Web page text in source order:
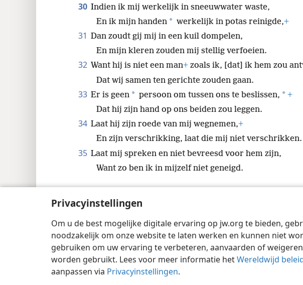
Privacyinstellingen
Om u de best mogelijke digitale ervaring op jw.org te bieden,
noodzakelijk om onze website te laten werken en kunnen niet
gebruiken om uw ervaring te verbeteren, aanvaarden of
worden gebruikt. Lees voor meer informatie hetWereldwijd
aanpassen via Privacyinstellingen.
30 Indien ik mij werkelijk in sneeuwwater waste,
En ik mijn handen * werkelijk in potas reinigde,+
31 Dan zoudt gij mij in een kuil dompelen,
En mijn kleren zouden mij stellig verfoeien.
32 Want hij is niet een man+ zoals ik, [dat] ik hem zou
Dat wij samen ten gerichte zouden gaan.
33 Er is geen * persoon om tussen ons te beslissen, * +
Dat hij zijn hand op ons beiden zou leggen.
34 Laat hij zijn roede van mij wegnemen,+
En zijn verschrikking, laat die mij niet verschrikken.
35 Laat mij spreken en niet bevreesd voor hem zijn,
Want zo ben ik in mijzelf niet geneigd.
Copyright © 2026 Watch Tower Bible and Tract Society of